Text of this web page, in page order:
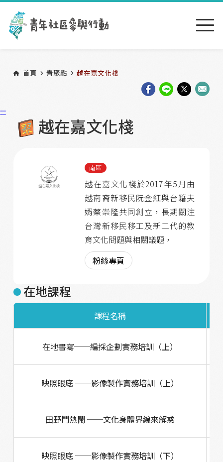
跳到主要內容區塊
首頁 青聚點 越在嘉文化棧
:::
越在嘉文化棧
南區
越在嘉文化棧於2017年5月由
越南裔新移民阮金紅與台籍夫
婿蔡崇隆共同創立，長期關注
台灣新移民移工及新二代的教
育文化問題與相關議題，
粉絲專頁
在地課程
課程名稱
在地書寫──編採企劃實務培訓（上）
映照眼底 ──影像製作實務培訓（上）
田野鬥熱鬧 ──文化身體界線來解惑
映照眼底 ──影像製作實務培訓（下）